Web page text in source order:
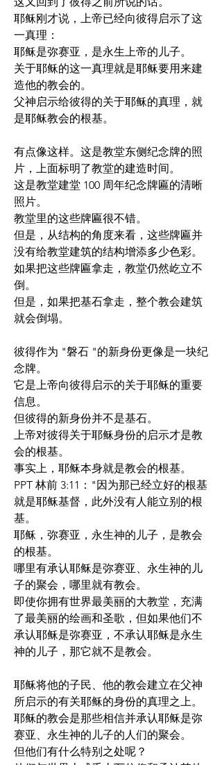
耶稣刚才说，上帝已经向彼得启示了这
一真理：
耶稣是弥赛亚，是永生上帝的儿子。
关于耶稣的这一真理就是耶稣要用来建
造他的教会的。
父神启示给彼得的关于耶稣的真理，就
是耶稣教会的根基。
有点像这样。这是教堂东侧纪念牌的照
片，上面标明了教堂的建造时间。
这是教堂建堂 100 周年纪念牌匾的清晰
照片。
教堂里的这些牌匾很不错。
但是，从结构的角度来看，这些牌匾并
没有给教堂建筑的结构增添多少色彩。
如果把这些牌匾拿走，教堂仍然屹立不
倒。
但是，如果把基石拿走，整个教会建筑
就会倒塌。
彼得作为 "磐石 "的新身份更像是一块纪
念牌。
它是上帝向彼得启示的关于耶稣的重要
信息。
但彼得的新身份并不是基石。
上帝对彼得关于耶稣身份的启示才是教
会的根基。
事实上，耶稣本身就是教会的根基。
PPT 林前 3:11："因为那已经立好的根基
就是耶稣基督，此外没有人能立别的根
基。
耶稣，弥赛亚，永生神的儿子，是教会
的根基。
哪里有承认耶稣是弥赛亚、永生神的儿
子的聚会，哪里就有教会。
即使你拥有世界最美丽的大教堂，充满
了最美丽的绘画和圣歌，但如果他们不
承认耶稣是弥赛亚，不承认耶稣是永生
神的儿子，那它就不是教会。
耶稣将他的子民、他的教会建立在父神
所启示的有关耶稣的身份的真理之上。
耶稣的教会是那些相信并承认耶稣是弥
赛亚、永生神的儿子的人们的聚会。
但他们有什么特别之处呢？